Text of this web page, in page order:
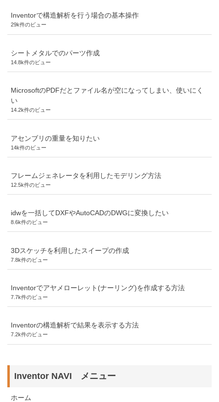
Inventorで構造解析を行う場合の基本操作
29k件のビュー
シートメタルでのパーツ作成
14.8k件のビュー
MicrosoftのPDFだとファイル名が空になってしまい、使いにく
い
14.2k件のビュー
アセンブリの重量を知りたい
14k件のビュー
フレームジェネレータを利用したモデリング方法
12.5k件のビュー
idwを一括してDXFやAutoCADのDWGに変換したい
8.6k件のビュー
3Dスケッチを利用したスイープの作成
7.8k件のビュー
Inventorでアヤメローレット(ナーリング)を作成する方法
7.7k件のビュー
Inventorの構造解析で結果を表示する方法
7.2k件のビュー
Inventor NAVI メニュー
ホーム